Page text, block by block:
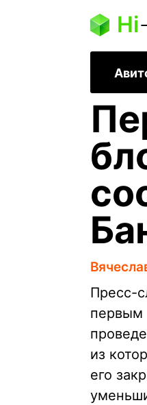
Hi-
Пресс-
первым
из
его